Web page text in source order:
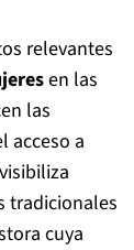
relevantes
en las
las
acceso a
tradicionales
cuya